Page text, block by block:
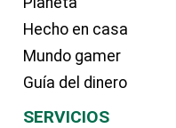
Hecho en casa
Mundo gamer
Guía del dinero
SERVICIOS